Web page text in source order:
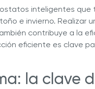
inteligentes
e invierno. Realizar
contribuye a la
eficiente es clave
la clave